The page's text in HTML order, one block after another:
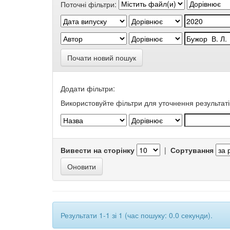
Поточні фільтри:
Почати новий пошук
Додати фільтри:
Використовуйте фільтри для уточнення
Вивести на сторінку | Сортування
Результати 1-1 зі 1 (час пошуку: 0.0 секунди).